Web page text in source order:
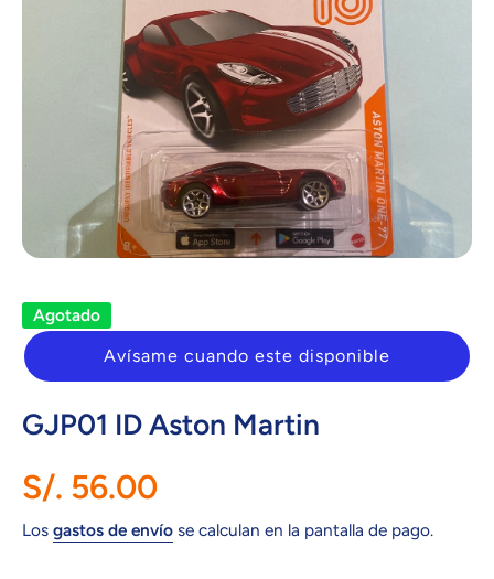
Agotado
Avísame cuando este disponible
GJP01 ID Aston Martin
S/. 56.00
Los gastos de envío se calculan en la pantalla de pago.